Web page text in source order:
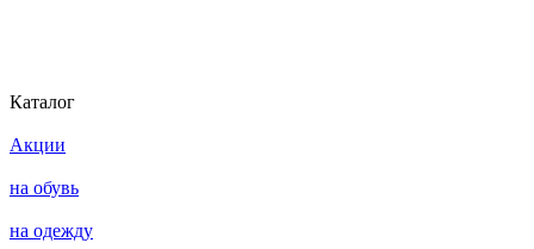
Каталог
Акции
на обувь
на одежду